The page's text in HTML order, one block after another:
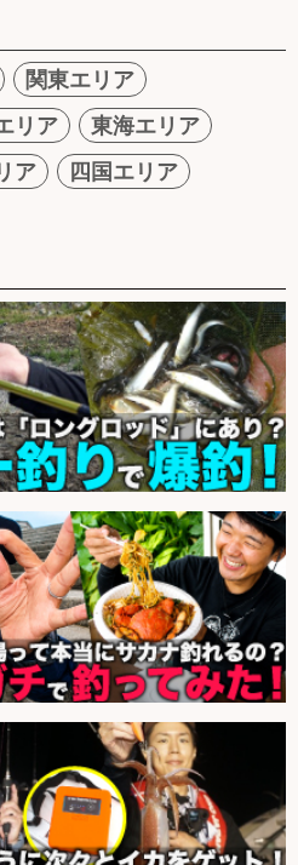
関東エリア
リア
東海エリア
ア
四国エリア